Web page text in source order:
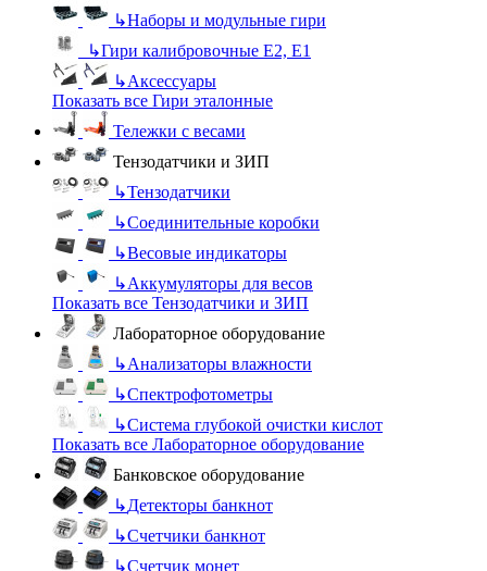
↳Наборы и модульные гири
↳Гири калибровочные E2, Е1
↳Аксессуары
Показать все Гири эталонные
Тележки с весами
Тензодатчики и ЗИП
↳Тензодатчики
↳Соединительные коробки
↳Весовые индикаторы
↳Аккумуляторы для весов
Показать все Тензодатчики и ЗИП
Лабораторное оборудование
↳Анализаторы влажности
↳Спектрофотометры
↳Система глубокой очистки кислот
Показать все Лабораторное оборудование
Банковское оборудование
↳Детекторы банкнот
↳Счетчики банкнот
↳Счетчик монет